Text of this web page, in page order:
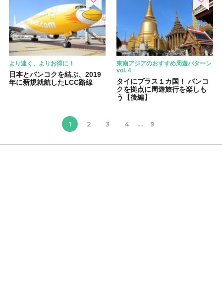
より速く、よりお得に！
日本とバンコクを結ぶ、2019
年に新規就航したLCC路線
東南アジアのおすすめ周遊パターン
vol.４
タイにプラス１カ国！ バンコ
クを拠点に周遊旅行を楽しも
う【後編】
1 2 3 4 .... 9